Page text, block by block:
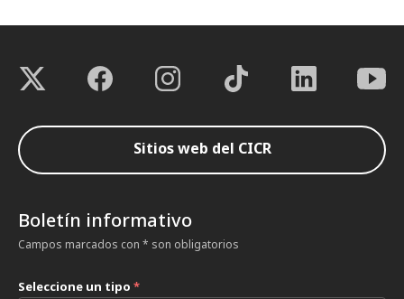
Sitios web del CICR
Boletín informativo
Campos marcados con * son obligatorios
Seleccione un tipo *